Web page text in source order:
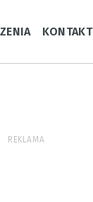
KONTAKT
REKLAMA